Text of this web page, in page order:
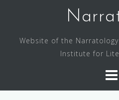
Website of the Narratology
Institute for